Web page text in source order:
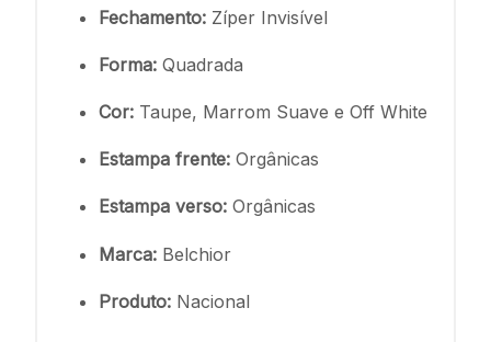
Fechamento: Zíper Invisível
Forma: Quadrada
Cor: Taupe, Marrom Suave e Off White
Estampa frente: Orgânicas
Estampa verso: Orgânicas
Marca: Belchior
Produto: Nacional